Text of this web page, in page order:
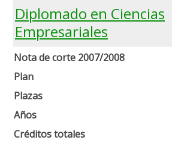
Diplomado en Ciencias
Empresariales
Nota de corte 2007/2008
Plan
Plazas
Años
Créditos totales